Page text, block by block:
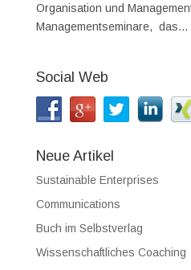
Organisation und
Managementseminare, das...
Social Web
Neue Artikel
Sustainable Enterprises
Communications
Buch im Selbstverlag
Wissenschaftliches Coaching